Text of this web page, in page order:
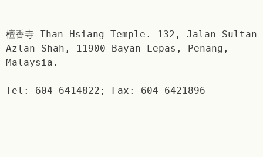
檀香寺 Than Hsiang Temple. 132, Jalan Sultan
Azlan Shah, 11900 Bayan Lepas, Penang,
Malaysia.
Tel: 604-6414822; Fax: 604-6421896